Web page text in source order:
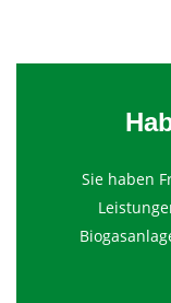
Sie haben